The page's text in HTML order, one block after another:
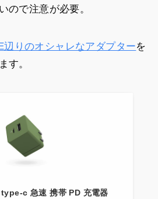
ので注意が必要。
辺りのオシャレなアダプターを
す。
c 急速 携帯 PD 充電器